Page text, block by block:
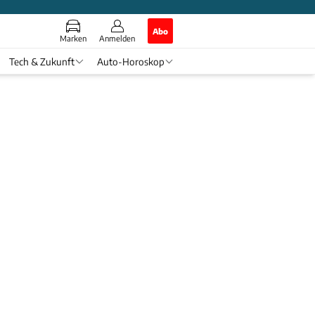
Marken Anmelden
Abo
Tech & Zukunft Auto-Horoskop